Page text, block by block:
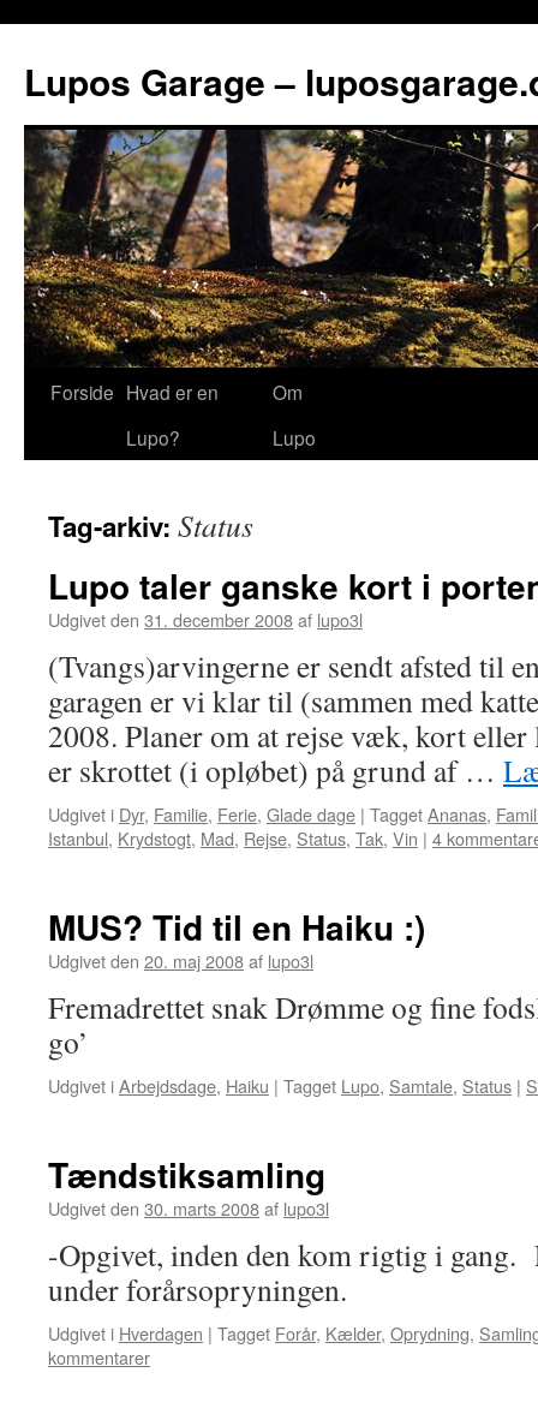
Lupos Garage –
Forside Hvad er en
Lupo?
Om
Lupo
Tag-arkiv: Status
Lupo taler ganske kort i
Udgivet den 31. december 2008af lupo3l
(Tvangs)arvingerne er sendt afsted til
garagen er vi klar til (sammen med
2008. Planer om at rejse væk, kort eller
er skrottet (i opløbet) på grund af …
Udgivet i Dyr, Familie, Ferie, Glade dage | TaggetAnanas,
Istanbul, Krydstogt, Mad, Rejse, Status, Tak, Vin | 4
MUS? Tid til en Haiku :)
Udgivet den 20. maj 2008af lupo3l
Fremadrettet snak Drømme og fine
go’
Udgivet iArbejdsdage, Haiku | Tagget Lupo, Samtale, Status |
Tændstiksamling
Udgivet den 30. marts 2008af lupo3l
-Opgivet, inden den kom rigtig i gang.
under forårsopryningen.
Udgivet i Hverdagen | Tagget Forår, Kælder, Oprydning,
kommentarer